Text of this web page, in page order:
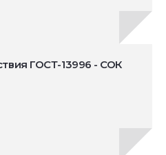
ГОСТ-13996 - СОК